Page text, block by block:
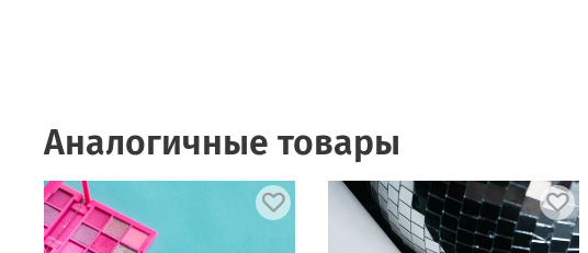
Аналогичные товары